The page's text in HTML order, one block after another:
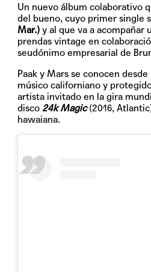
Un nuevo álbum colaborativo
del bueno, cuyo primer single
Mar.) y al que va a acompañar
prendas vintage en
seudónimo empresarial de
Paak y Mars se conocen
músico californiano y
artista invitado en la gira
disco 24k Magic(2016,
hawaiana.